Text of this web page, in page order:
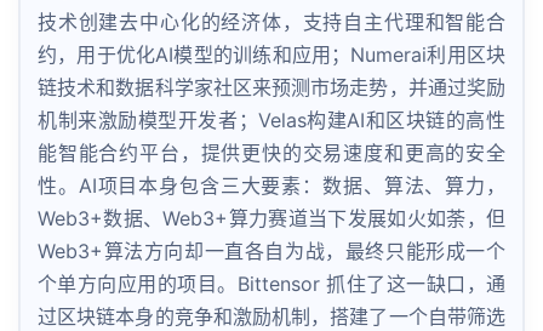
技术创建去中心化的经济体，支持自主代理和智能合
约，用于优化AI模型的训练和应用；Numerai利用区块
链技术和数据科学家社区来预测市场走势，并通过奖励
机制来激励模型开发者；Velas构建AI和区块链的高性
能智能合约平台，提供更快的交易速度和更高的安全
性。AI项目本身包含三大要素：数据、算法、算力，
Web3+数据、Web3+算力赛道当下发展如火如荼，但
Web3+算法方向却一直各自为战，最终只能形成一个
个单方向应用的项目。Bittensor 抓住了这一缺口，通
过区块链本身的竞争和激励机制，搭建了一个自带筛选